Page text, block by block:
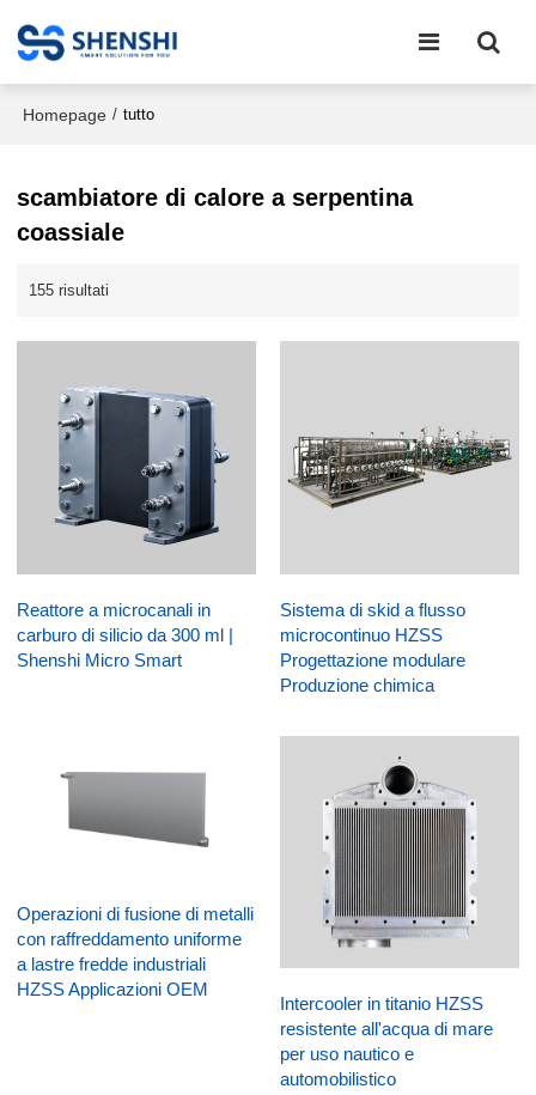
Homepage / tutto
scambiatore di calore a serpentina
coassiale
155 risultati
Reattore a microcanali in
carburo di silicio da 300 ml |
Shenshi Micro Smart
Sistema di skid a flusso
microcontinuo HZSS
Progettazione modulare
Produzione chimica
Operazioni di fusione di metalli
con raffreddamento uniforme
a lastre fredde industriali
HZSS Applicazioni OEM
Intercooler in titanio HZSS
resistente all'acqua di mare
per uso nautico e
automobilistico